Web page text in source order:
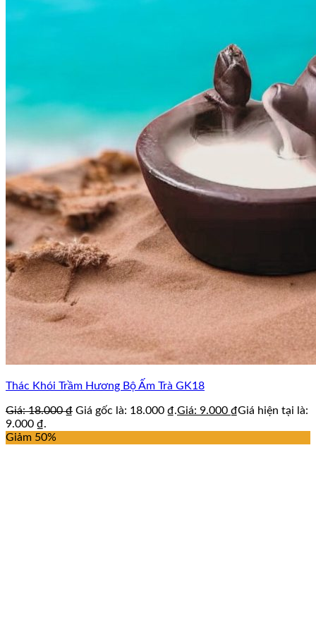
Thác Khói Trầm Hương Bộ Ấm Trà GK18
Giá: 18.000₫ Giá gốc là: 18.000 ₫.Giá: 9.000 ₫Giá hiện tại là:
9.000 ₫.
Giảm 50%